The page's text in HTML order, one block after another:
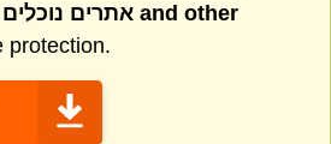
אתרים נוכלים and other
protection.